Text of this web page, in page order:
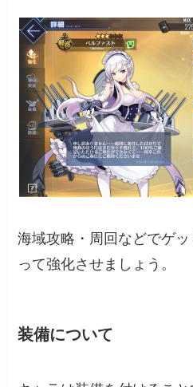
海域攻略・周回などでゲ
って強化させましょう。
装備について